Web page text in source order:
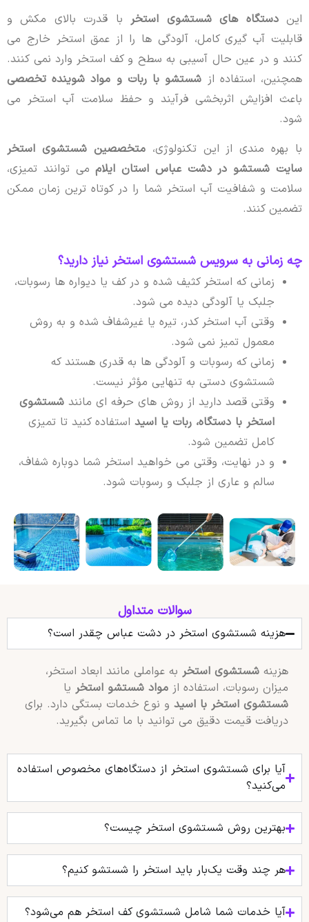
این دستگاه های شستشوی استخربا قدرت بالای مکش و
قابلیت آب گیری کامل، آلودگی ها را از عمق استخر خارج می
کنند و در عین حال آسیبی به سطح و کف استخر وارد نمی کنند.
همچنین، استفاده از شستشو با ربات و مواد شوینده تخصصی
باعث افزایش اثربخشی فرآیند و حفظ سلامت آب استخر می
شود.
با بهره مندی از این تکنولوژی، متخصصین شستشوی استخر
سایت شستشو در دشت عباس استان ایلاممی توانند تمیزی،
سلامت و شفافیت آب استخر شما را در کوتاه ترین زمان ممکن
تضمین کنند.
چه زمانی به سرویس شستشوی استخر نیاز دارید؟
زمانی که استخر کثیف شده و در کف یا دیواره ها رسوبات،
جلبک یا آلودگی دیده می شود.
وقتی آب استخر کدر، تیره یا غیرشفاف شده و به روش
معمول تمیز نمی شود.
زمانی که رسوبات و آلودگی ها به قدری هستند که
شستشوی دستی به تنهایی مؤثر نیست.
وقتی قصد دارید از روش های حرفه ای مانند شستشوی
استخر با دستگاه، ربات یا اسیداستفاده کنید تا تمیزی
کامل تضمین شود.
و در نهایت، وقتی می خواهید استخر شما دوباره شفاف،
سالم و عاری از جلبک و رسوبات شود.
سوالات متداول
هزینه شستشوی استخر در دشت عباس چقدر است؟
هزینه شستشوی استخربه عواملی مانند ابعاد استخر،
میزان رسوبات، استفاده از مواد شستشو استخریا
شستشوی استخر با اسیدو نوع خدمات بستگی دارد. برای
دریافت قیمت دقیق می توانید با ما تماس بگیرید.
آیا برای شستشوی استخر از دستگاه‌های مخصوص استفاده
می‌کنید؟
بهترین روش شستشوی استخر چیست؟
هر چند وقت یک‌بار باید استخر را شستشو کنیم؟
آیا خدمات شما شامل شستشوی کف استخر هم می‌شود؟